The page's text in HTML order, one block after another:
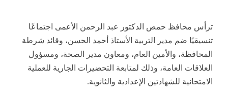
ترأس محافظ حمص الدكتور عبد الرحمن الأعمى اجتماعًا
تنسيقيًا ضم مدير التربية الأستاذ أحمد الحسن، وقائد شرطة
المحافظة، والأمين العام، ومعاون مدير الصحة، ومسؤول
العلاقات العامة، وذلك لمتابعة التحضيرات الجارية للعملية
الامتحانية للشهادتين الإعدادية والثانوية.